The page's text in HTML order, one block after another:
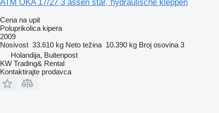
ATM OKA 17/27 3 assen star, hydraulische kleppen
Cena na upit
Poluprikolica kipera
2009
Nosivost 33.610 kg Neto težina 10.390 kg Broj osovina 3
Holandija, Buitenpost
KW Trading& Rental
Kontaktirajte prodavca